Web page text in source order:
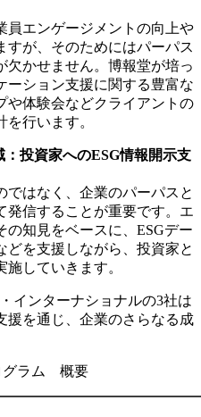
員エンゲージメントの向上や
すが、そのためにはパーパス
欠かせません。博報堂が培っ
ーション支援に関する豊富な
や体験会などクライアントの
行います。
投資家へのESG情報開示支
ではなく、企業のパーパスと
発信することが重要です。エ
の知見をベースに、ESGデー
どを支援しながら、投資家と
していきます。
インターナショナルの3社は
援を通じ、企業のさらなる成
グラム 概要